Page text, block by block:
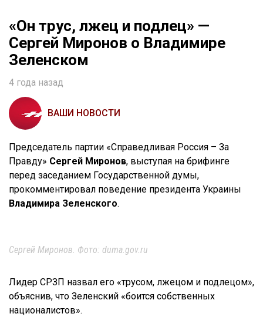
«Он трус, лжец и подлец» —
Сергей Миронов о Владимире
Зеленском
4 года назад
ВАШИ НОВОСТИ
Председатель партии «Справедливая Россия – За
Правду» Сергей Миронов, выступая на брифинге
перед заседанием Государственной думы,
прокомментировал поведение президента Украины
Владимира Зеленского.
Сергей Миронов. Фото: duma.gov.ru
Лидер СРЗП назвал его «трусом, лжецом и подлецом»,
объяснив, что Зеленский «боится собственных
националистов».